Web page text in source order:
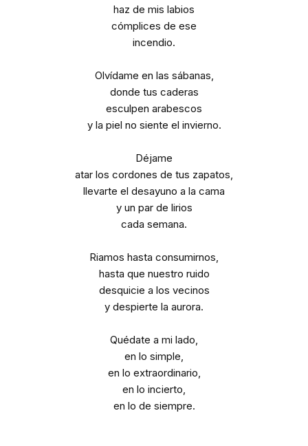
haz de mis labios
cómplices de ese
incendio.
Olvídame en las sábanas,
donde tus caderas
esculpen arabescos
y la piel no siente el invierno.
Déjame
atar los cordones de tus zapatos,
llevarte el desayuno a la cama
y un par de lirios
cada semana.
Riamos hasta consumirnos,
hasta que nuestro ruido
desquicie a los vecinos
y despierte la aurora.
Quédate a mi lado,
en lo simple,
en lo extraordinario,
en lo incierto,
en lo de siempre.